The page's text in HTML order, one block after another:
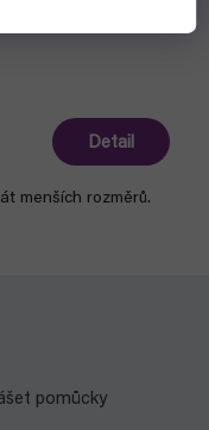
Detail
menších rozměrů.
pomůcky